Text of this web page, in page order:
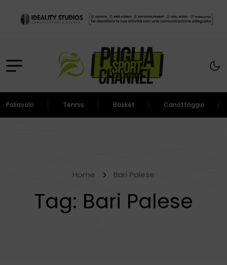
Pallavolo Tennis Basket Canottaggio
Home Bari Palese
Tag: Bari Palese